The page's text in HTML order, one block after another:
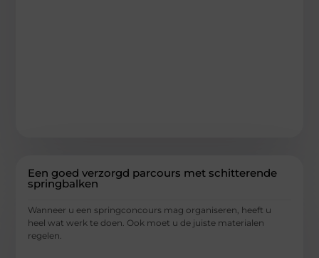
Een goed verzorgd parcours met schitterende
springbalken
Wanneer u een springconcours mag organiseren, heeft u
heel wat werk te doen. Ook moet u de juiste materialen
regelen.